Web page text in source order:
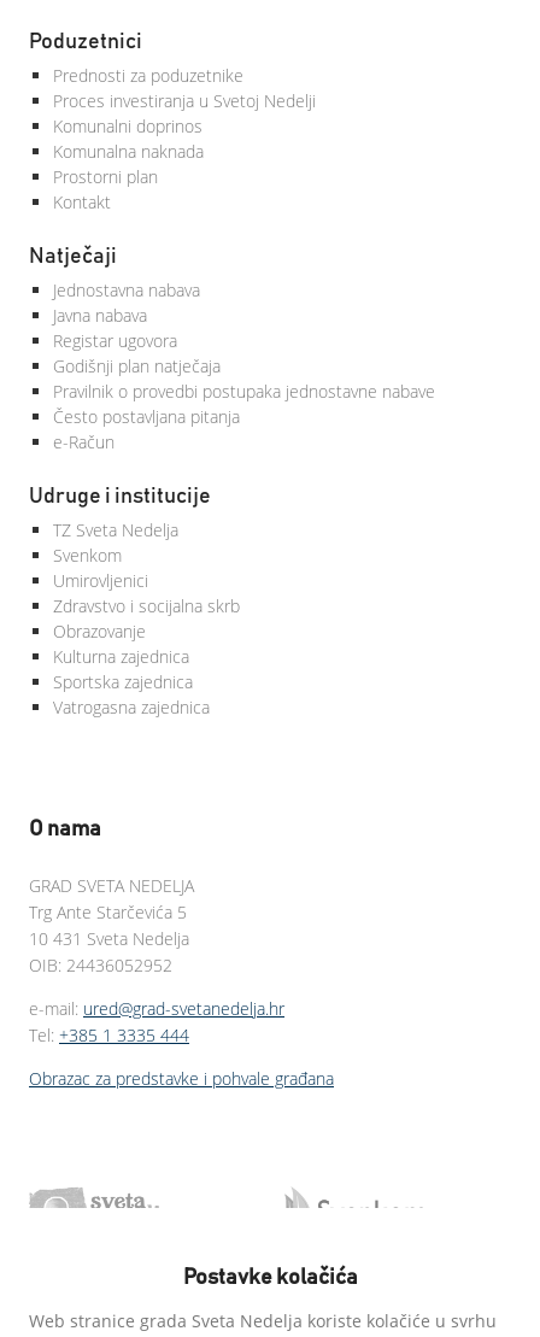
Poduzetnici
Prednosti za poduzetnike
Proces investiranja u Svetoj Nedelji
Komunalni doprinos
Komunalna naknada
Prostorni plan
Kontakt
Natječaji
Jednostavna nabava
Javna nabava
Registar ugovora
Godišnji plan natječaja
Pravilnik o provedbi postupaka jednostavne nabave
Često postavljana pitanja
e-Račun
Udruge i institucije
TZ Sveta Nedelja
Svenkom
Umirovljenici
Zdravstvo i socijalna skrb
Obrazovanje
Kulturna zajednica
Sportska zajednica
Vatrogasna zajednica
O nama
GRAD SVETA NEDELJA
Trg Ante Starčevića 5
10 431 Sveta Nedelja
OIB: 24436052952
e-mail: ured@grad-svetanedelja.hr
Tel: +385 1 3335 444
Obrazac za predstavke i pohvale građana
Postavke kolačića
Web stranice grada Sveta Nedelja koriste kolačiće u svrhu